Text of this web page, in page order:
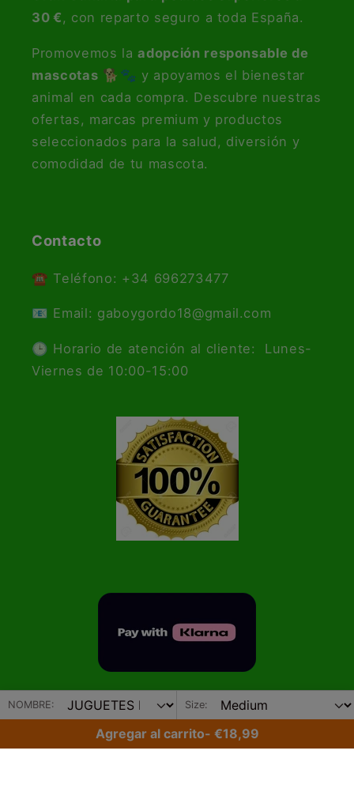
30 €, con reparto seguro a toda España.
Promovemos laadopción responsable de
mascotas 🐕🐾 y apoyamos el bienestar
animal en cada compra. Descubre nuestras
ofertas, marcas premium y productos
seleccionados para la salud, diversión y
comodidad de tu mascota.
Contacto
☎️ Teléfono: +34 696273477
📧 Email: gaboygordo18@gmail.com
🕒 Horario de atención al cliente: Lunes-
Viernes de 10:00-15:00
¡Suscríbete a nuestro boletín!
NOMBRE: Size:
Agregar al carrito- €18,99